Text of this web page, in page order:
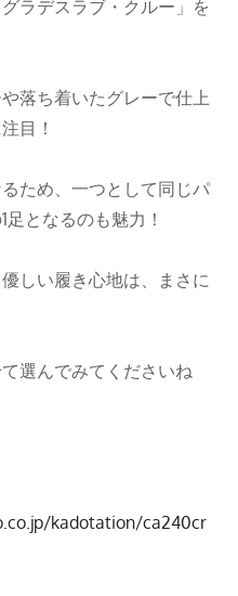
ラデスラブ・クルー」を
落ち着いたグレーで仕上
目！
ため、一つとして同じパ
となるのも魅力！
しい履き心地は、まさに
選んでみてくださいね
kadotation/ca240cr